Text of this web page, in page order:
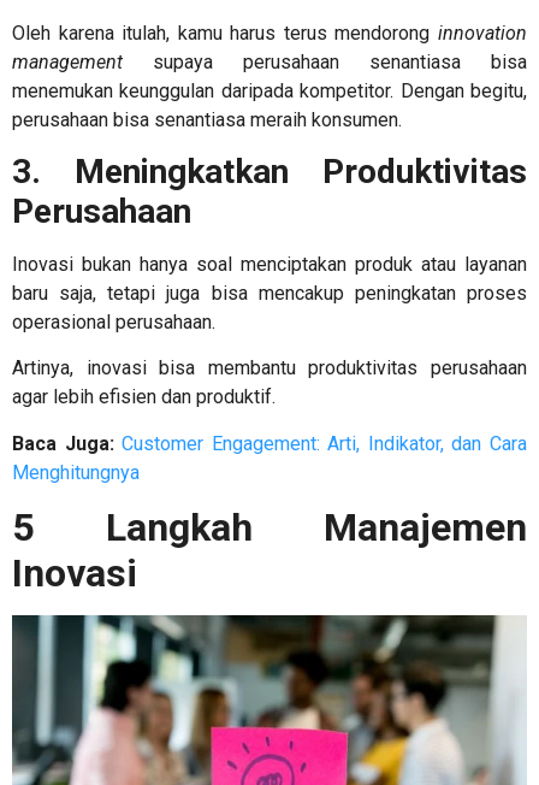
Oleh karena itulah, kamu harus terus mendorong innovation
management supaya perusahaan senantiasa bisa
menemukan keunggulan daripada kompetitor. Dengan begitu,
perusahaan bisa senantiasa meraih konsumen.
3. Meningkatkan Produktivitas
Perusahaan
Inovasi bukan hanya soal menciptakan produk atau layanan
baru saja, tetapi juga bisa mencakup peningkatan proses
operasional perusahaan.
Artinya, inovasi bisa membantu produktivitas perusahaan
agar lebih efisien dan produktif.
Baca Juga:Customer Engagement: Arti, Indikator, dan Cara
Menghitungnya
5 Langkah Manajemen
Inovasi